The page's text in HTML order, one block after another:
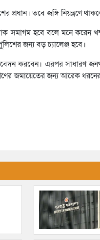
তবে জঙ্গি নিয়ন্ত্রণে
হবে বলে মনে করেন
জন্য বড় চ্যালেঞ্জ হবে।
করবেন। এরপর সাধারণ
জমায়েতের জন্য আরেক